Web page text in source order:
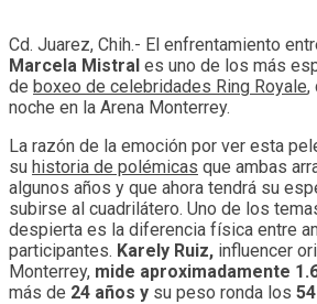
Cd. Juarez, Chih.- El enfrentamiento
Marcela Mistral es uno de los más
de boxeo de celebridades Ring Royale,
noche en la Arena Monterrey.
La razón de la emoción por ver esta
su historia de polémicas que ambas
algunos años y que ahora tendrá su
subirse al cuadrilátero. Uno de los
despierta es la diferencia física entre
participantes. Karely Ruiz, influencer
Monterrey, mide aproximadamente
más de 24 años y su peso ronda los